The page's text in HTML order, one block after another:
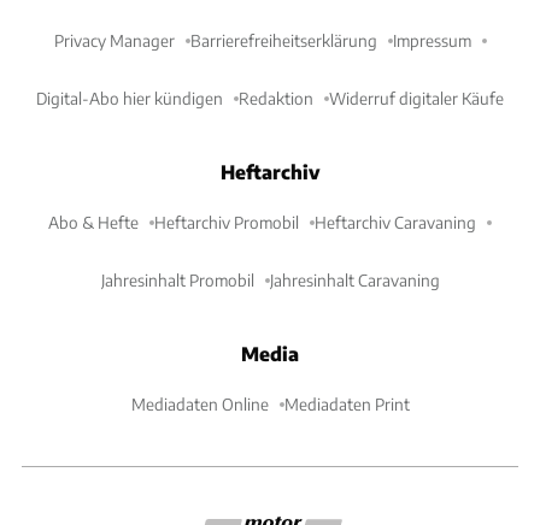
Privacy Manager Barrierefreiheitserklärung Impressum
Digital-Abo hier kündigen Redaktion Widerruf digitaler Käufe
Heftarchiv
Abo & Hefte Heftarchiv Promobil Heftarchiv Caravaning
Jahresinhalt Promobil Jahresinhalt Caravaning
Media
Mediadaten Online Mediadaten Print